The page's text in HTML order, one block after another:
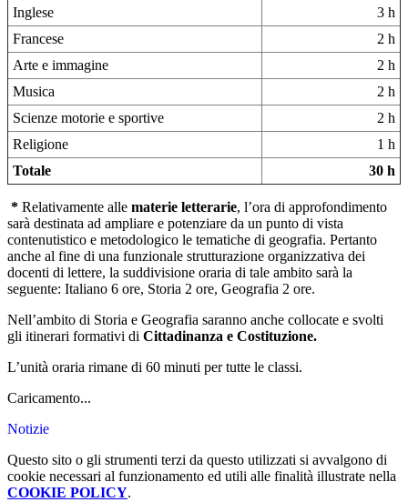
Inglese
3 h
Francese
2 h
Arte e immagine
2 h
Musica
2 h
Scienze motorie e sportive
2 h
Religione
1 h
Totale
30 h
* Relativamente alle materie letterarie, l’ora di approfondimento
sarà destinata ad ampliare e potenziare da un punto di vista
contenutistico e metodologico le tematiche di geografia. Pertanto
anche al fine di una funzionale strutturazione organizzativa dei
docenti di lettere, la suddivisione oraria di tale ambito sarà la
seguente: Italiano 6 ore, Storia 2 ore, Geografia 2 ore.
Nell’ambito di Storia e Geografia saranno anche collocate e svolti
gli itinerari formativi di Cittadinanza e Costituzione.
L’unità oraria rimane di 60 minuti per tutte le classi.
Caricamento...
Notizie
Questo sito o gli strumenti terzi da questo utilizzati si avvalgono di
cookie necessari al funzionamento ed utili alle finalità illustrate nella
COOKIE POLICY.